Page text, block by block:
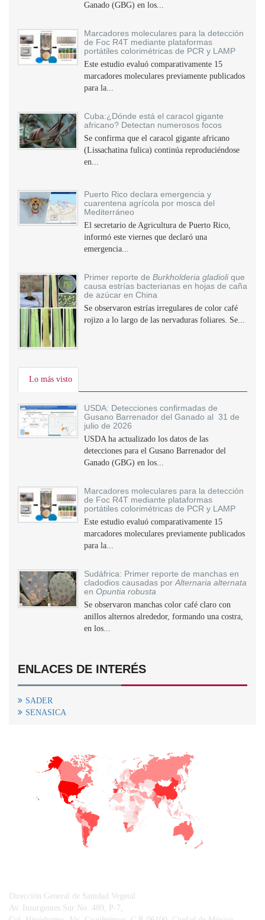
Ganado (GBG) en los...
Marcadores moleculares para la detección
de Foc R4T mediante plataformas
portátiles colorimétricas de PCR y LAMP
Este estudio evaluó comparativamente 15
marcadores moleculares previamente publicados
para la...
Cuba:¿Dónde está el caracol gigante
africano? Detectan numerosos focos
Se confirma que el caracol gigante africano
(Lissachatina fulica) continúa reproduciéndose
en...
Puerto Rico declara emergencia y
cuarentena agrícola por mosca del
Mediterráneo
El secretario de Agricultura de Puerto Rico,
informó este viernes que declaró una
emergencia...
Primer reporte de Burkholderia gladiolique
causa estrías bacterianas en hojas de caña
de azúcar en China
Se observaron estrías irregulares de color café
rojizo a lo largo de las nervaduras foliares. Se...
Lo más visto
USDA: Detecciones confirmadas de
Gusano Barrenador del Ganado al 31 de
julio de 2026
USDA ha actualizado los datos de las
detecciones para el Gusano Barrenador del
Ganado (GBG) en los...
Marcadores moleculares para la detección
de Foc R4T mediante plataformas
portátiles colorimétricas de PCR y LAMP
Este estudio evaluó comparativamente 15
marcadores moleculares previamente publicados
para la...
Sudáfrica: Primer reporte de manchas en
cladodios causadas por Alternaria alternata
en Opuntia robusta
Se observaron manchas color café claro con
anillos alternos alrededor, formando una costra,
en los...
ENLACES DE INTERÉS
SADER
SENASICA
Dirección General de Sanidad Vegetal.
Av. Insurgentes Sur No. 489, P-7,